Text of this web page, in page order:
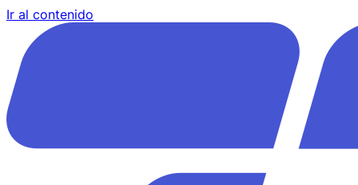
Ir al contenido